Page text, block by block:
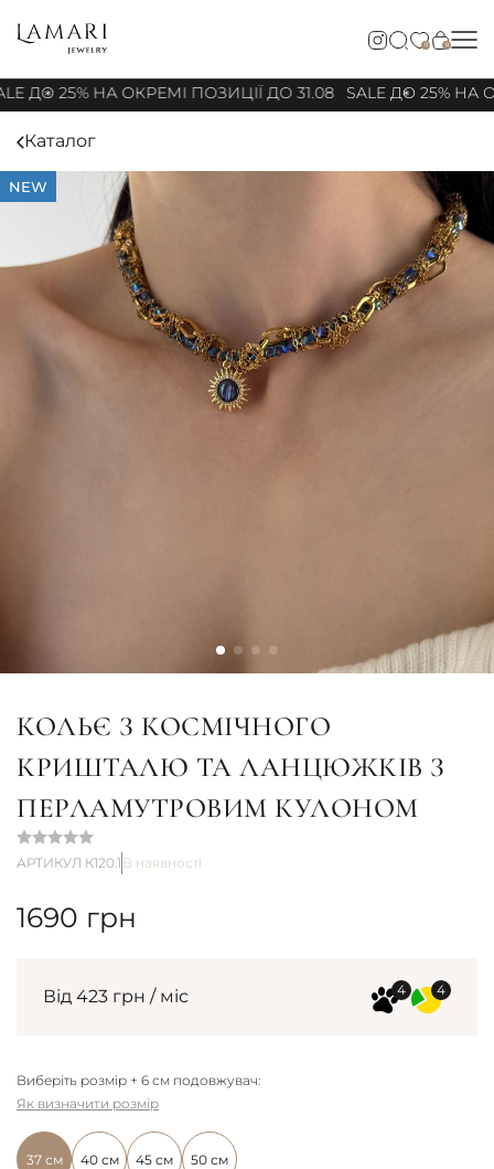
0 0
ДО 25% НА ОКРЕМІ ПОЗИЦІЇ ДО 31.08 SALE ДО 25% НА
Каталог
NEW
КОЛЬЄ З КОСМІЧНОГО
КРИШТАЛЮ ТА ЛАНЦЮЖКІВ З
ПЕРЛАМУТРОВИМ КУЛОНОМ
АРТИКУЛ К120.1 В наявності
1690 грн
Від 423 грн / міс
Виберіть розмір + 6 см подовжувач:
37 см 40 см 45 см 50 см
Як визначити розмір